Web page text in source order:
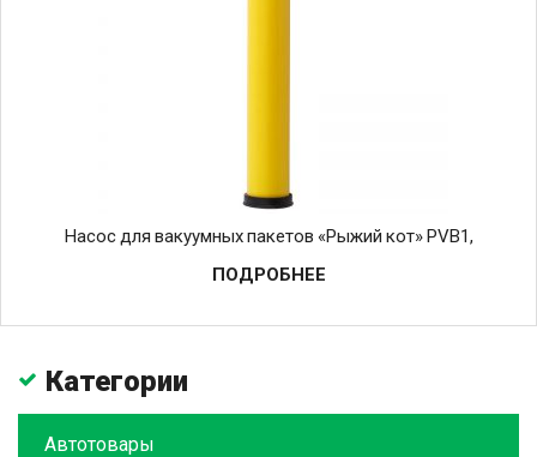
Насос для вакуумных пакетов «Рыжий кот» PVB1,
ПОДРОБНЕЕ
Категории
Автотовары